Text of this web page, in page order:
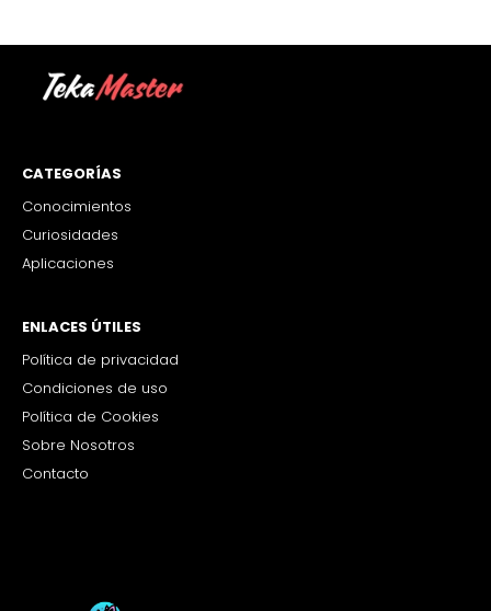
CATEGORÍAS
Conocimientos
Curiosidades
Aplicaciones
ENLACES ÚTILES
Política de privacidad
Condiciones de uso
Política de Cookies
Sobre Nosotros
Contacto